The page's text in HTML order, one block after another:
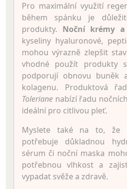
Pro maximální využití
během spánku je
produkty. Noční krémy
kyseliny hyaluronové,
mohou výrazně zlepšit
vhodné použít produkty
podporují obnovu buněk
kolagenu. Produktová
Toleriane nabízí řadu
ideální pro citlivou pleť.
Myslete také na to, že
potřebuje důkladnou
sérum či noční maska
potřebnou vlhkost a
vypadat svěže a zdravě.